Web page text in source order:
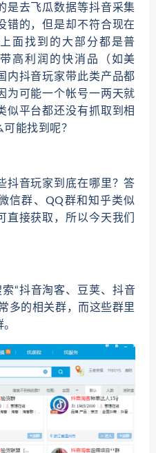
是去飞瓜数据等抖音采集
错的，但是却不符合现在
面找到的大部分都是普
高利润的快消品（如美
内抖音玩家带此类产品都
为可能一个帐号一两天就
似平台都还没有抓取到相
能找到呢？
抖音玩家到底在哪里？答
信群、QQ群和知乎类似
接获取，所以今天我们
“抖音淘客、豆荚、抖音
多的相关群，而这些群里